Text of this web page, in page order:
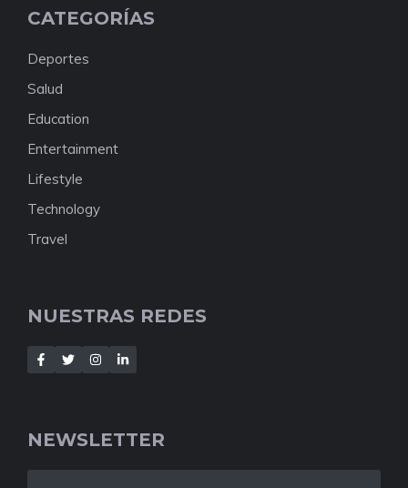
CATEGORÍAS
Deportes
Salud
Education
Entertainment
Lifestyle
Technology
Travel
NUESTRAS REDES
NEWSLETTER